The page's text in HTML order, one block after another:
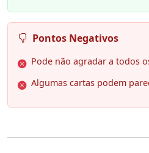
Pontos Negativos
Pode não agradar a todos
Algumas cartas podem